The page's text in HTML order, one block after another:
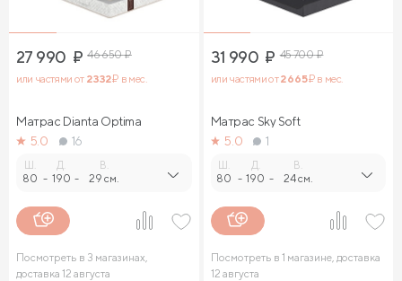
27 990 ₽ 46 650₽
или частями от 2 332₽ в мес.
Матрас Dianta Optima
5.0
16
Ш.
80 -
Д.
190 -
В.
29 см.
Посмотреть в 3 магазинах,
доставка 12 августа
31 990 ₽ 45 700₽
или частями от2 665₽ в мес.
Матрас Sky Soft
5.0
1
Ш.
80 -
Д.
190 -
В.
24 см.
Посмотреть в 1 магазине, доставка
12 августа